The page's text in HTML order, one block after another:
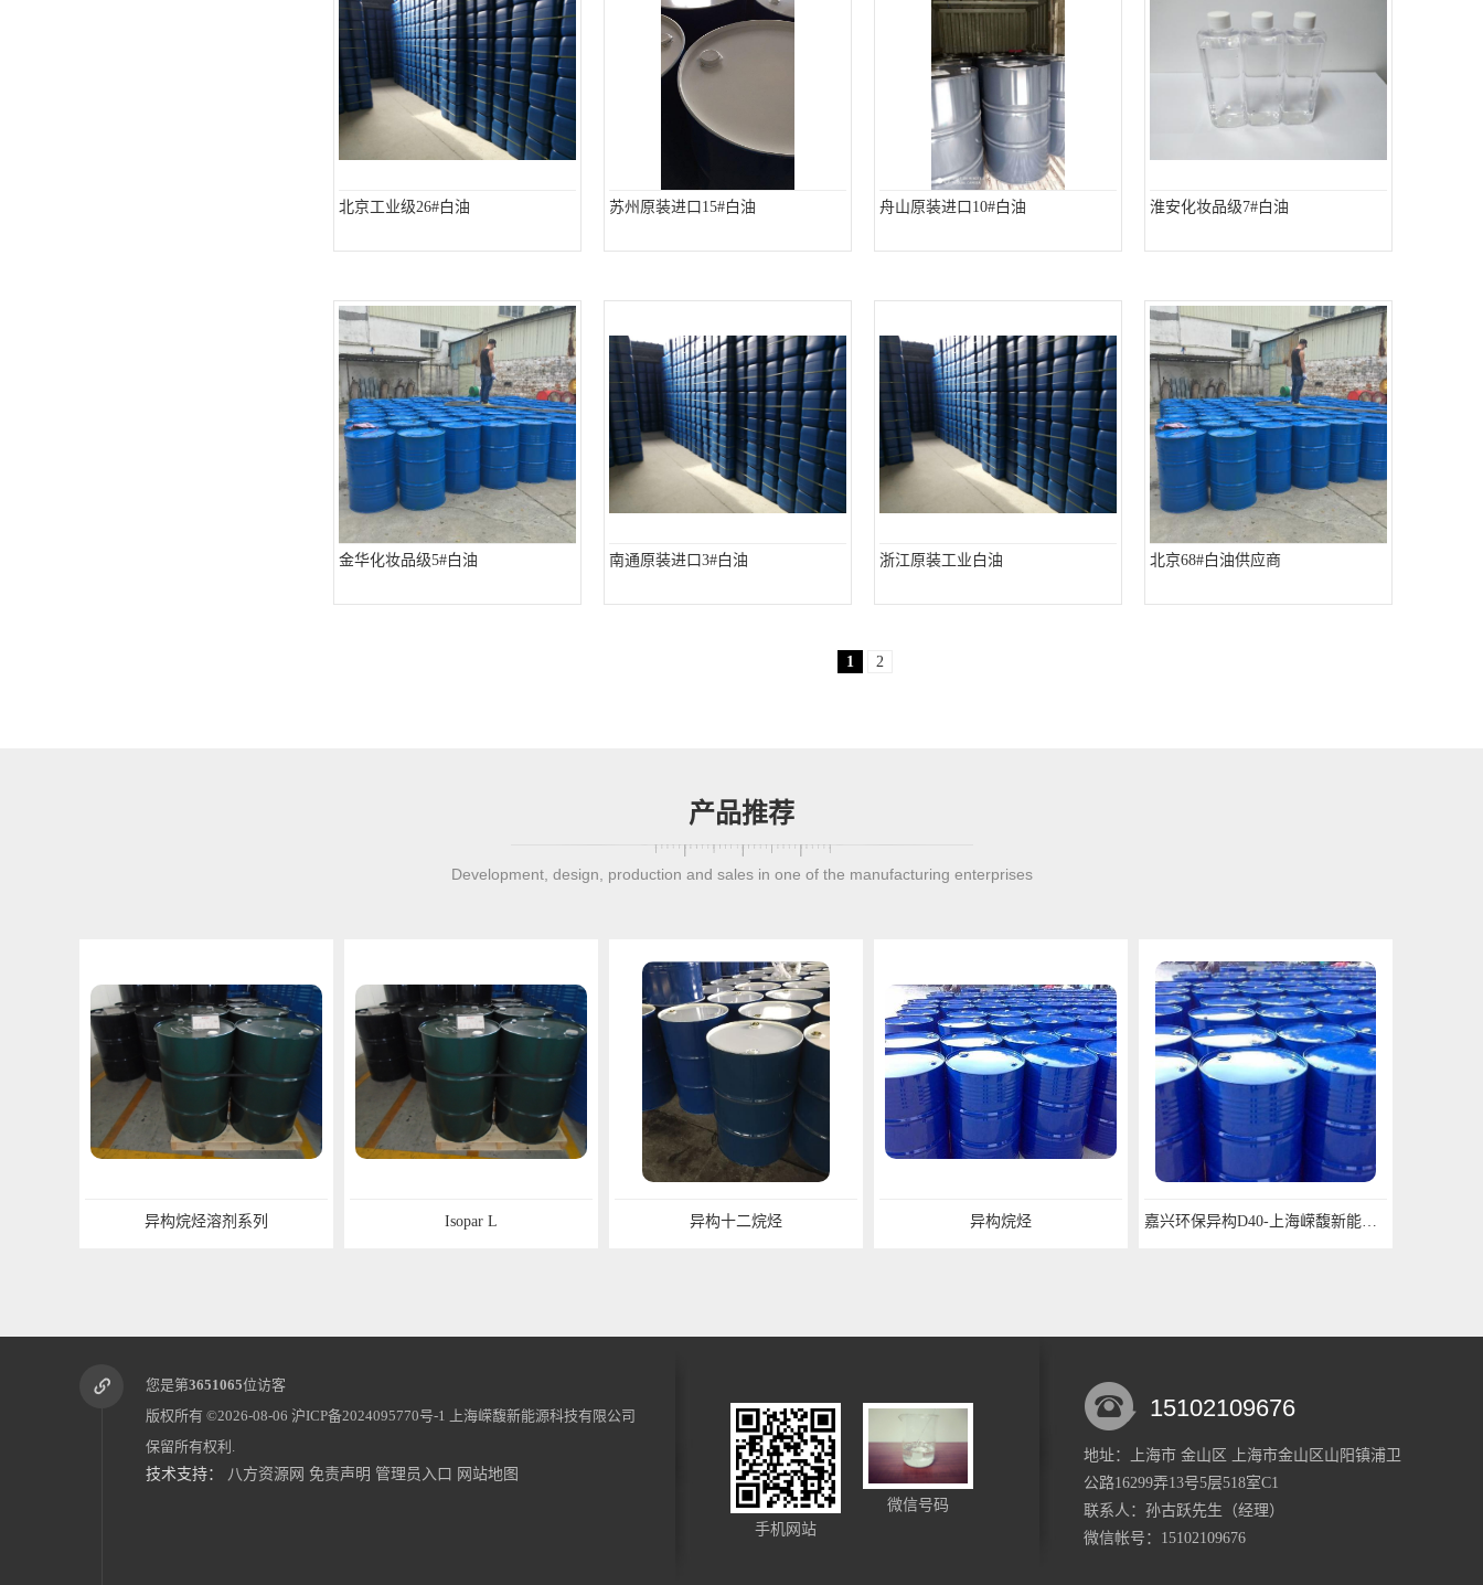
北京工业级26#白油 苏州原装进口15#白油 舟山原装进口10#白油 淮安化妆品级7#白油
金华化妆品级5#白油 南通原装进口3#白油 浙江原装工业白油 北京68#白油供应商
1 2
产品推荐
Development, design, production and sales in one of the manufacturing enterprises
异构烷烃溶剂系列 Isopar L 异构十二烷烃 异构烷烃 嘉兴环保异构D40-上海嵘馥新能源科技有限公司
正构烷烃
您是第3651065位访客
版权所有 ©2026-08-06 沪ICP备2024095770号-1
上海嵘馥新能源科技有限公司
保留所有权利.
技术支持： 八方资源网 免责声明 管理员入口 网站地图
手机网站
微信号码
15102109676
地址：上海市 金山区 上海市金山区山阳镇浦卫
公路16299弄13号5层518室C1
联系人：孙古跃先生 （经理）
微信帐号：15102109676